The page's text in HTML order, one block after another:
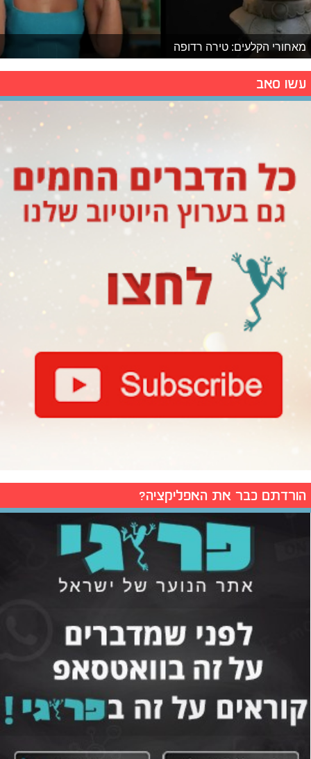
מאחורי הקלעים: טירה רדופה
עשו סאב
הורדתם כבר את האפליקציה?